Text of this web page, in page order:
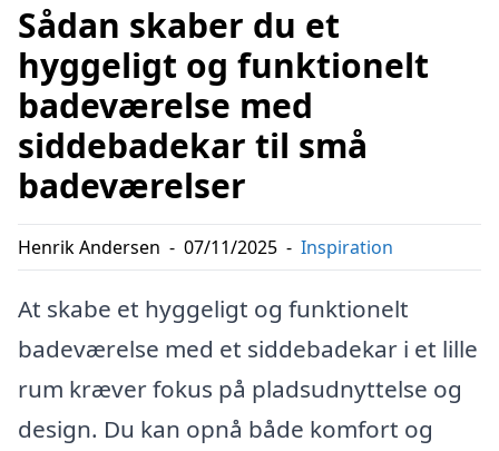
Sådan skaber du et
hyggeligt og funktionelt
badeværelse med
siddebadekar til små
badeværelser
Henrik Andersen - 07/11/2025 - Inspiration
At skabe et hyggeligt og funktionelt
badeværelse med et siddebadekar i et lille
rum kræver fokus på pladsudnyttelse og
design. Du kan opnå både komfort og